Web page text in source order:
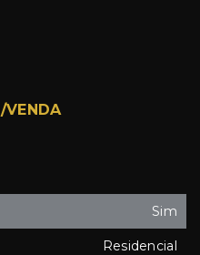
/VENDA
Sim
Residencial